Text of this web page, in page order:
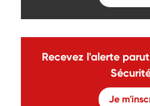
Recevez l'alerte
Je